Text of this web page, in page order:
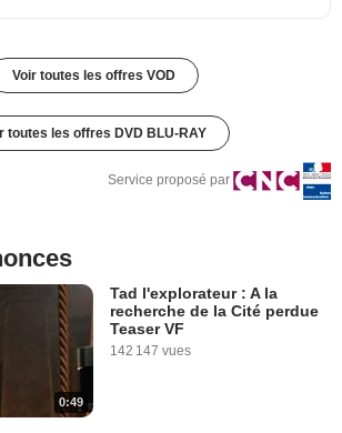
Voir toutes les offres VOD
toutes les offres DVD BLU-RAY
Service proposé par
0:49
Tad l'explorateur : A la
recherche de la Cité perdue
Teaser VF
142 147 vues